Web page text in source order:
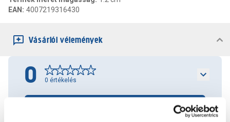
EAN : 4007219316430
Vásárlói vélemények
0 0 értékelés